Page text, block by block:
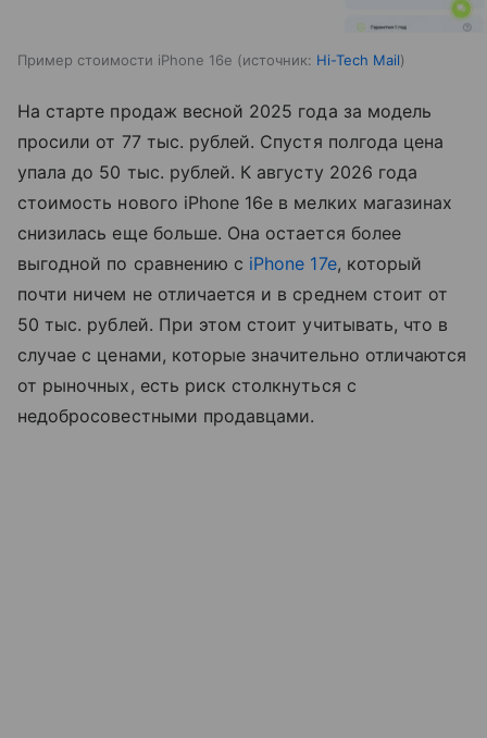
Пример стоимости iPhone 16e источник: Hi-Tech Mail
На старте продаж весной 2025 года за модель
просили от 77 тыс. рублей. Спустя полгода цена
упала до 50 тыс. рублей. К августу 2026 года
стоимость нового iPhone 16e в мелких магазинах
снизилась еще больше. Она остается более
выгодной по сравнению с iPhone 17e, который
почти ничем не отличается и в среднем стоит от
50 тыс. рублей. При этом стоит учитывать, что в
случае с ценами, которые значительно отличаются
от рыночных, есть риск столкнуться с
недобросовестными продавцами.